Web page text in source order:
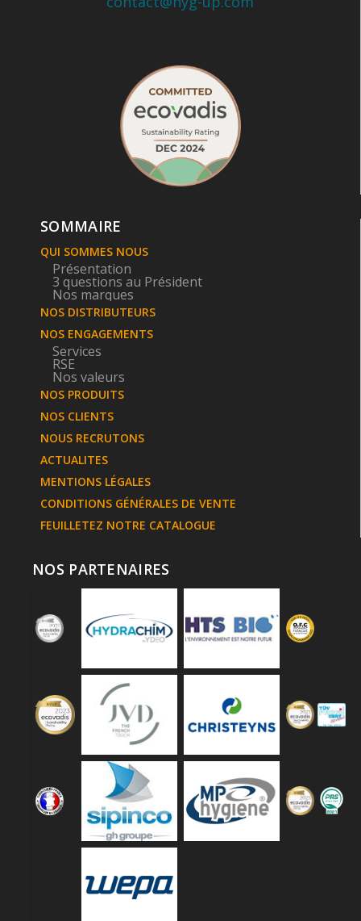
SOMMAIRE
QUI SOMMES NOUS
Présentation
3 questions au Président
Nos marques
NOS DISTRIBUTEURS
NOS ENGAGEMENTS
Services
RSE
Nos valeurs
NOS PRODUITS
NOS CLIENTS
NOUS RECRUTONS
ACTUALITES
MENTIONS LÉGALES
CONDITIONS GÉNÉRALES DE VENTE
FEUILLETEZ NOTRE CATALOGUE
NOS PARTENAIRES